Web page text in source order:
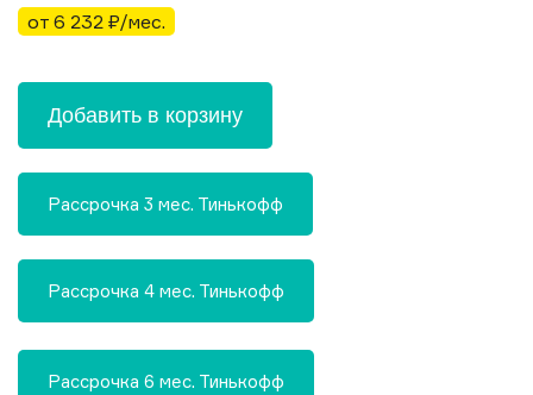
от 6 232 ₽/мес.
Добавить в корзину
Рассрочка 3 мес. Тинькофф
Рассрочка 4 мес. Тинькофф
Рассрочка 6 мес. Тинькофф